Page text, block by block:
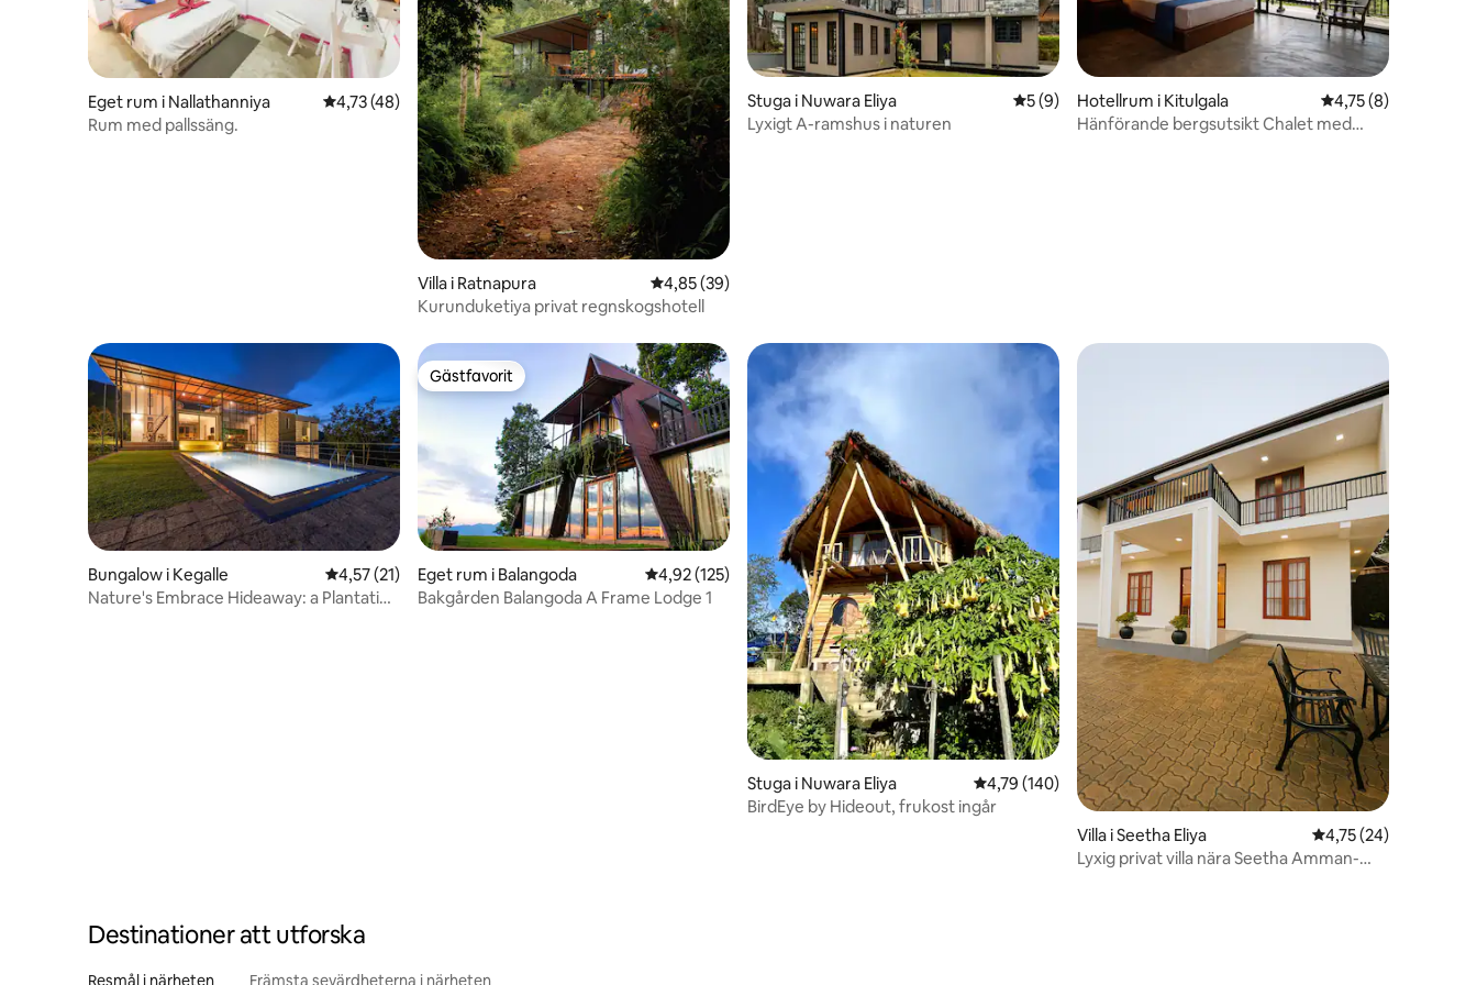
Eget rum i Nallathanniya 4,73 av 5 i genomsnittligt betyg, 48 omdömen
4,73 (48)
Rum med pallssäng.
Villa i Ratnapura 4,85 av 5 i genomsnittligt betyg, 39 omdömen
4,85 (39)
Kurunduketiya privat regnskogshotell
Stuga i Nuwara Eliya 5 av 5 i genomsnittligt betyg, 9 omdömen
5 (9)
Lyxigt A-ramshus i naturen
Hotellrum i Kitulgala 4,75 av 5 i
4,75 (8)
Hänförande bergsutsikt Chalet med
Bungalow i Kegalle 4,57 av 5 i genomsnittligt betyg, 21 omdömen
4,57 (21)
Nature's Embrace Hideaway: a Plantation
Gästfavorit
Gästfavorit
Eget rum i Balangoda 4,92 av 5 i genomsnittligt betyg, 125 omdömen
4,92 (125)
Bakgården Balangoda A Frame Lodge 1
Stuga i Nuwara Eliya 4,79 av 5 i genomsnittligt betyg, 140 omdömen
4,79 (140)
BirdEye by Hideout, frukost ingår
Villa i Seetha Eliya
4,75 av 5 i
4,75 (24)
Lyxig privat villa nära Seetha Amman-
Destinationer att utforska
Resmål i närheten Främsta sevärdheterna i närheten